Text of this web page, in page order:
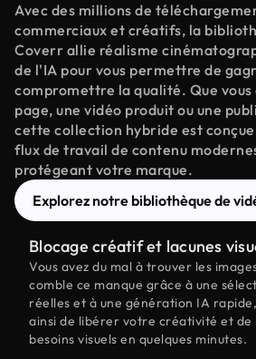
Avec des millions de
commerciaux et créatifs, la
Coverr allie réalisme
de l'IA pour vous permettre de
compromettre la qualité. Que vous
page, une vidéo produit ou une
cette collection hybride est
flux de travail de contenu
protégeant votre marque.
Explorez notre bibliothèque de
Blocage créatif et lacunes
Vous avez du mal à trouver les
comble ce manque grâce à une
réelles et à une génération IA
ainsi de libérer votre créativité et de
besoins visuels en quelques minutes.